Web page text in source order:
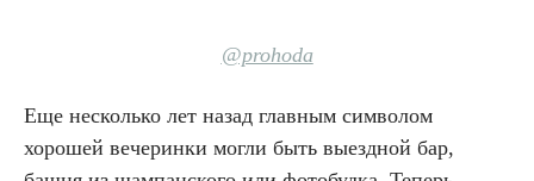
@prohoda
Еще несколько лет назад главным символом
хорошей вечеринки могли быть выездной бар,